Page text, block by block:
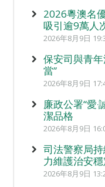
2026粵澳名
吸引逾9萬人
2026年8月9日
保安司與青
當”
2026年8月9日
廉政公署“愛
潔品格
2026年8月9日
司法警察局
力維護治安穩
2026年8月9日